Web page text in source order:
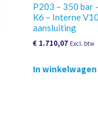
P203 – 350 bar
K6 – Interne
aansluiting
€ 1.710,07 Excl. btw
In winkelwagen